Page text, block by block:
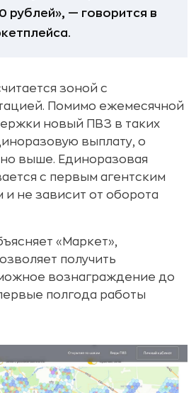
рублей», — говорится в
зоной с
Помимо ежемесячной
новый ПВЗ в таких
выплату, о
выше. Единоразовая
с первым агентским
не зависит от оборота
«Маркет»,
получить
вознаграждение до
полгода работы